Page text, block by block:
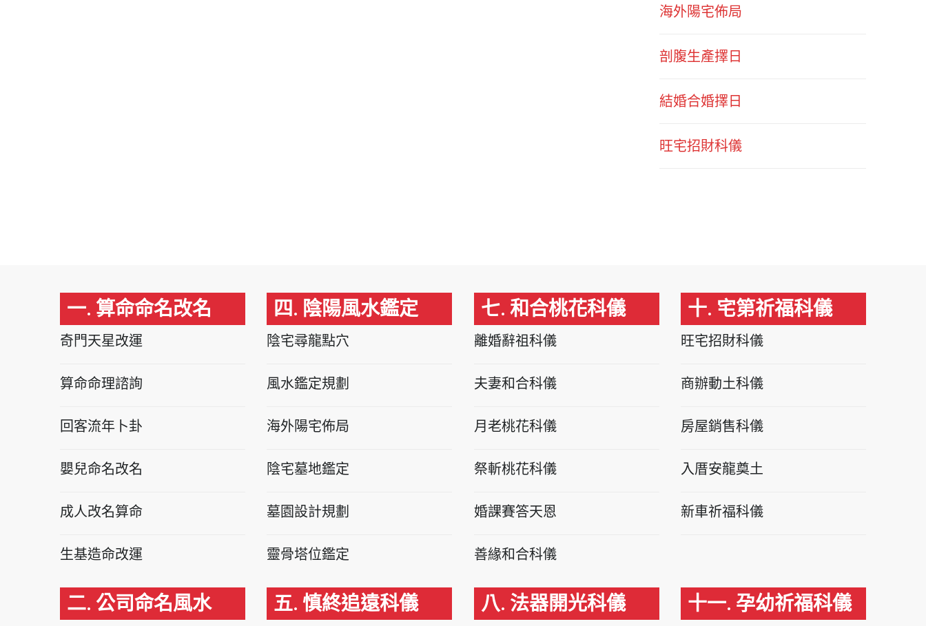
海外陽宅佈局
剖腹生產擇日
結婚合婚擇日
旺宅招財科儀
一. 算命命名改名
奇門天星改運
算命命理諮詢
回客流年卜卦
嬰兒命名改名
成人改名算命
生基造命改運
二. 公司命名風水
四. 陰陽風水鑑定
陰宅尋龍點穴
風水鑑定規劃
海外陽宅佈局
陰宅墓地鑑定
墓園設計規劃
靈骨塔位鑑定
五. 慎終追遠科儀
七. 和合桃花科儀
離婚辭祖科儀
夫妻和合科儀
月老桃花科儀
祭斬桃花科儀
婚課賽答天恩
善緣和合科儀
八. 法器開光科儀
十. 宅第祈福科儀
旺宅招財科儀
商辦動土科儀
房屋銷售科儀
入厝安龍奠土
新車祈福科儀
十一. 孕幼祈福科儀